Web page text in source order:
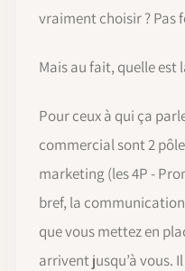
vraiment choisir ? Pas
Mais au fait, quelle est
Pour ceux à qui ça
commercial sont 2
marketing (les 4P -
bref, la
que vous mettez en
arrivent jusqu’à vous.